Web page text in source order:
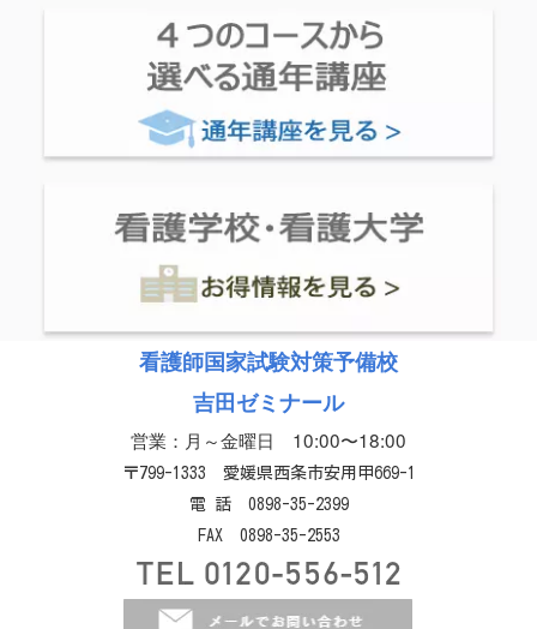
看護師国家試験対策予備校
吉田ゼミナール
営業：月～金曜日 10:00〜18:00
〒799-1333 愛媛県西条市安用甲669-1
電 話 0898-35-2399
FAX 0898-35-2553